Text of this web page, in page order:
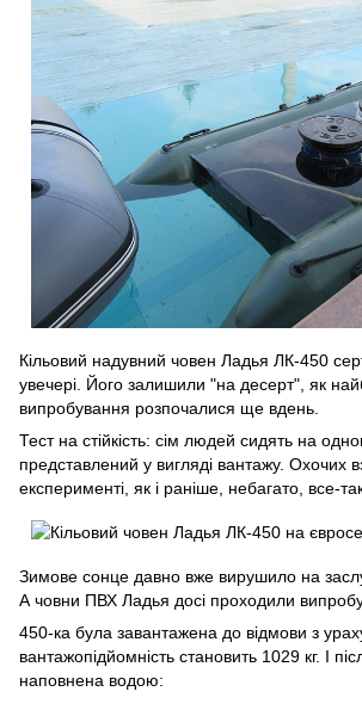
Кільовий надувний човен Ладья ЛК-450
увечері. Його залишили "на десерт", як
випробування розпочалися ще вдень.
Тест на стійкість: сім людей сидять на
представлений у вигляді вантажу. Охочих
експерименті, як і раніше, небагато, все-
Зимове сонце давно вже вирушило на
А човни ПВХ Ладья досі проходили
450-ка була завантажена до відмови з
вантажопідйомність становить 1029 кг. І
наповнена водою: